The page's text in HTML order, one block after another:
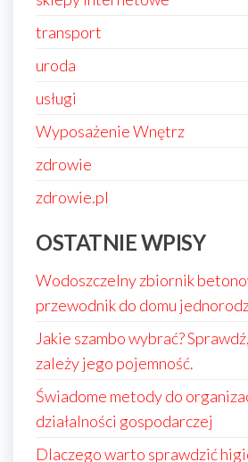
transport
uroda
usługi
Wyposażenie Wnętrz
zdrowie
zdrowie.pl
OSTATNIE WPISY
Wodoszczelny zbiornik
przewodnik do domu
Jakie szambo wybrać?
zależy jego pojemność.
Świadome metody do
działalności gospodarczej
Dlaczego warto sprawdzić